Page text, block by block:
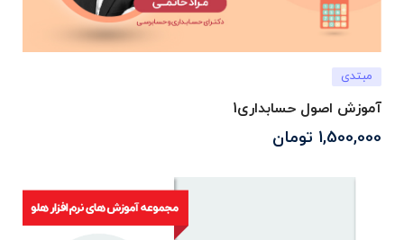
مبتدی
آموزش اصول حسابداری1
1,500,000 تومان